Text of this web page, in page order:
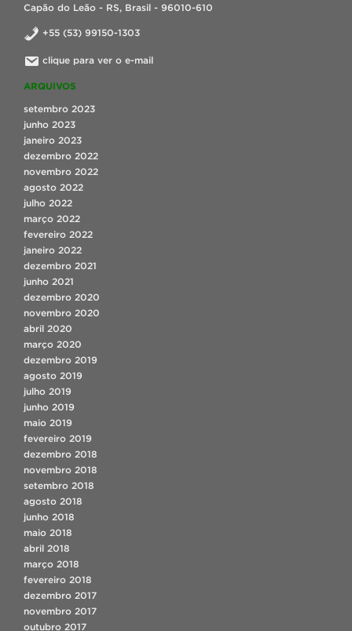
Capão do Leão - RS, Brasil - 96010-610
+55 (53) 99150-1303
clique para ver o e-mail
ARQUIVOS
setembro 2023
junho 2023
janeiro 2023
dezembro 2022
novembro 2022
agosto 2022
julho 2022
março 2022
fevereiro 2022
janeiro 2022
dezembro 2021
junho 2021
dezembro 2020
novembro 2020
abril 2020
março 2020
dezembro 2019
agosto 2019
julho 2019
junho 2019
maio 2019
fevereiro 2019
dezembro 2018
novembro 2018
setembro 2018
agosto 2018
junho 2018
maio 2018
abril 2018
março 2018
fevereiro 2018
dezembro 2017
novembro 2017
outubro 2017